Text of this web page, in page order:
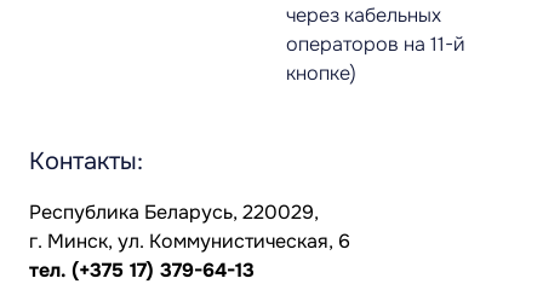
через кабельных
операторов на 11-й
кнопке)
Контакты:
Республика Беларусь, 220029,
г. Минск, ул. Коммунистическая, 6
тел. (+375 17) 379-64-13